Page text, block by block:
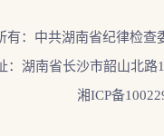
有：中共湖南省纪律检查
：湖南省长沙市韶山北
湘ICP备